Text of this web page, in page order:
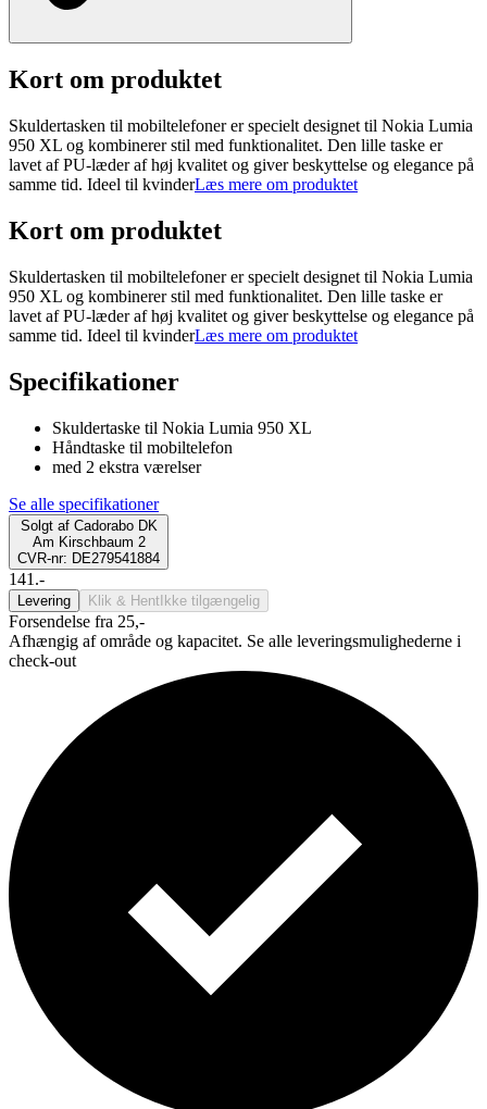
Kort om produktet
Skuldertasken til mobiltelefoner er specielt designet til Nokia Lumia
950 XL og kombinerer stil med funktionalitet. Den lille taske er
lavet af PU-læder af høj kvalitet og giver beskyttelse og elegance på
samme tid. Ideel til kvinderLæs mere om produktet
Kort om produktet
Skuldertasken til mobiltelefoner er specielt designet til Nokia Lumia
950 XL og kombinerer stil med funktionalitet. Den lille taske er
lavet af PU-læder af høj kvalitet og giver beskyttelse og elegance på
samme tid. Ideel til kvinderLæs mere om produktet
Specifikationer
Skuldertaske til Nokia Lumia 950 XL
Håndtaske til mobiltelefon
med 2 ekstra værelser
Se alle specifikationer
Solgt af Cadorabo DK
Am Kirschbaum 2
CVR-nr: DE279541884
141.-
Levering Klik & Hent Ikke tilgængelig
Forsendelse fra 25,-
Afhængig af område og kapacitet. Se alle leveringsmulighederne i
check-out